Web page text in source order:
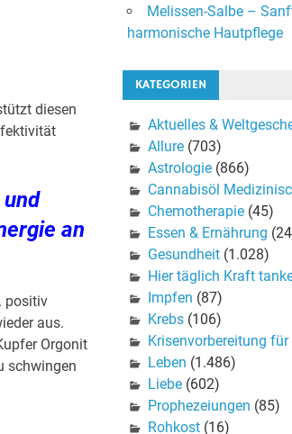
diesen
an
positiv
aus.
Orgonit
schwingen
Melissen-Salbe –
harmonische Hautpflege
KATEGORIEN
Aktuelles &
Allure(703)
Astrologie(866)
Cannabisöl
Chemotherapie(45)
Essen & Ernährung
Gesundheit(1.028)
Hier täglich Kraft
Impfen (87)
Krebs(106)
Krisenvorbereitung für
Leben (1.486)
Liebe(602)
Prophezeiungen (85)
Rohkost(16)